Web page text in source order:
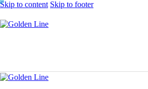
Skip to content Skip to footer